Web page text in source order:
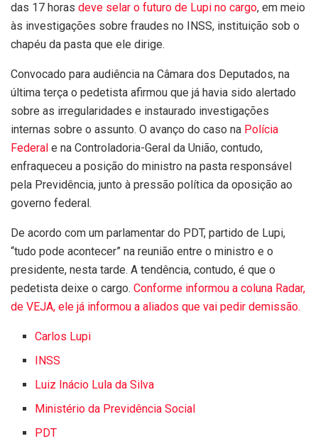
das 17 horas deve selar o futuro de Lupi no cargo, em meio
às investigações sobre fraudes no INSS, instituição sob o
chapéu da pasta que ele dirige.
Convocado para audiência na Câmara dos Deputados, na
última terça o pedetista afirmou que já havia sido alertado
sobre as irregularidades e instaurado investigações
internas sobre o assunto. O avanço do caso na Polícia
Federal e na Controladoria-Geral da União, contudo,
enfraqueceu a posição do ministro na pasta responsável
pela Previdência, junto à pressão política da oposição ao
governo federal.
De acordo com um parlamentar do PDT, partido de Lupi,
“tudo pode acontecer” na reunião entre o ministro e o
presidente, nesta tarde. A tendência, contudo, é que o
pedetista deixe o cargo. Conforme informou a coluna Radar,
de VEJA, ele já informou a aliados que vai pedir demissão.
Carlos Lupi
INSS
Luiz Inácio Lula da Silva
Ministério da Previdência Social
PDT